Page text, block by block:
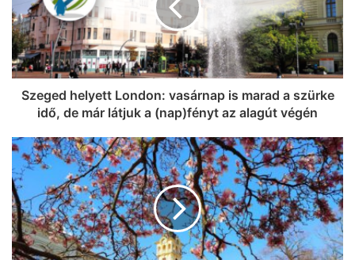
Szeged helyett London: vasárnap is marad a szürke
idő, de már látjuk a (nap)fényt az alagút végén